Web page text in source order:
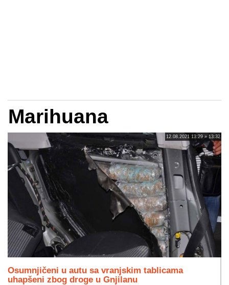
Marihuana
12.08.2021 13:29 » 13:32
Osumnjičeni u autu sa vranjskim tablicama
uhapšeni zbog droge u Gnjilanu